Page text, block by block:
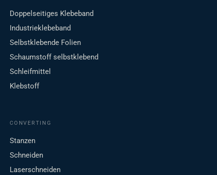
Doppelseitiges Klebeband
Industrieklebeband
Selbstklebende Folien
Schaumstoff selbstklebend
Schleifmittel
Klebstoff
CONVERTING
Stanzen
Schneiden
Laserschneiden